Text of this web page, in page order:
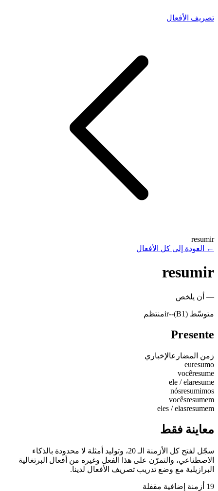
تصريف الأفعال
resumir
←
العودة إلى كل الأفعال
resumir
— أن يلخص
متوسّط (B1) -
-ir منتظم
Presente
زمن المضارعالإخباري
euresumo
vocêresume
ele / elaresume
nósresumimos
vocêsresumem
eles / elasresumem
معاينة فقط
سجّل لفتح كل الأزمنة الـ 20، وتوليد أمثلة لا محدودة بالذكاء
الاصطناعي، والتمرّن على هذا الفعل وغيره من أفعال البرتغالية
البرازيلية مع وضع تدريب تصريف الأفعال لدينا.
19 أزمنة إضافية مقفلة